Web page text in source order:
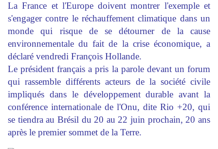
La France et l'Europe doivent montrer l'exemple et
s'engager contre le réchauffement climatique dans un
monde qui risque de se détourner de la cause
environnementale du fait de la crise économique, a
déclaré vendredi François Hollande.
Le président français a pris la parole devant un forum
qui rassemble différents acteurs de la société civile
impliqués dans le développement durable avant la
conférence internationale de l'Onu, dite Rio +20, qui
se tiendra au Brésil du 20 au 22 juin prochain, 20 ans
après le premier sommet de la Terre.